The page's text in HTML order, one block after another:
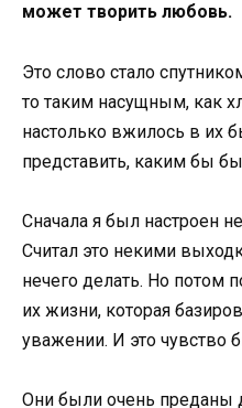
может творить любовь.
Это слово стало
то таким насущным, как
настолько вжилось в их
представить, каким бы
Сначала я был настроен
Считал это некими
нечего делать. Но потом
их жизни, которая
уважении. И это чувство
Они были очень преданы